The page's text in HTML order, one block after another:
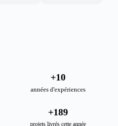
années d'expériences
+10
projets livrés cette année
+189